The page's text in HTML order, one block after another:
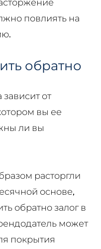
повлиять на
обратно
зависит от
вы ее
ли вы
расторгли
основе,
обратно залог в
может
покрытия